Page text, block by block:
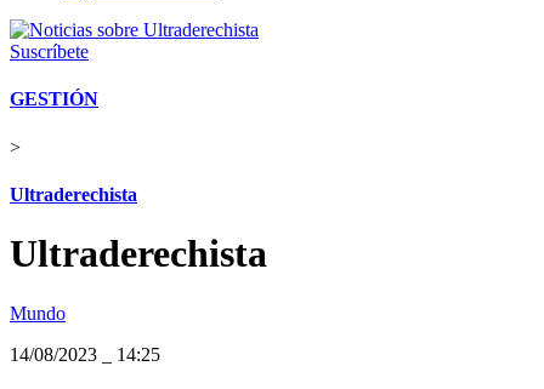
Suscríbete
GESTIÓN
>
Ultraderechista
Ultraderechista
Mundo
14/08/2023
14:25